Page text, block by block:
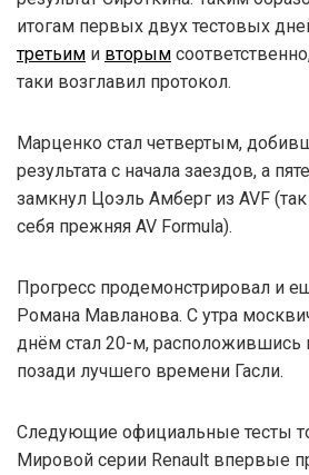
итогам первых двух тестовых
третьим и вторым
таки возглавил протокол.
Марценко стал четвертым,
результата с начала заездов, а
замкнул Цоэль Амберг из AVF
себя прежняя AV Formula).
Прогресс продемонстрировал и
Романа Мавланова. С утра
днём стал 20-м, расположившись
позади лучшего времени Гасли.
Следующие официальные тесты
Мировой серии Renault впервые